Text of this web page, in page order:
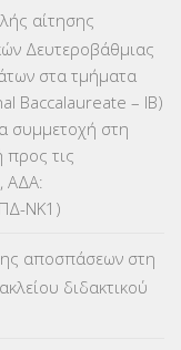
(135)
αίτησης
Δευτεροβάθμιας
στα τμήματα
Baccalaureate – IB)
συμμετοχή στη
τις
ΑΔΑ:
ΝΚ1)
αποσπάσεων στη
διδακτικού